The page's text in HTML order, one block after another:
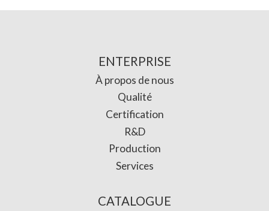
ENTERPRISE
À propos de nous
Qualité
Certification
R&D
Production
Services
CATALOGUE